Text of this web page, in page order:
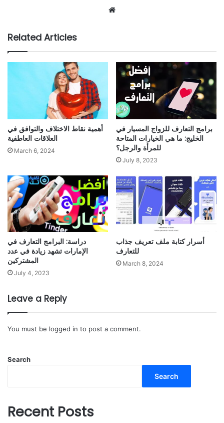
Related Articles
أهمية نقاط الاختلاف والتوافق في
العلاقات العاطفية
March 6, 2024
برامج التعارف للزواج المسيار في
الخليج: ما هي الخيارات المتاحة
للمرأة والرجل؟
July 8, 2023
دراسة: البرامج التعارف في
الإمارات تشهد زيادة في عدد
المشتركين
July 4, 2023
أسرار كتابة ملف تعريف جذاب
للتعارف
March 8, 2024
Leave a Reply
You must be logged in to post a comment.
Search
Search
Recent Posts